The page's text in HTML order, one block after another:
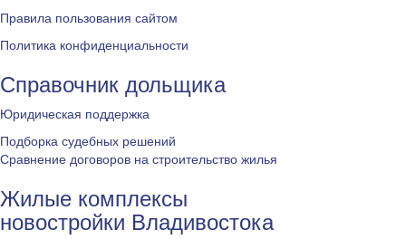
Правила пользования сайтом
Политика конфиденциальности
Справочник дольщика
Юридическая поддержка
Подборка судебных решений
Сравнение договоров на строительство жилья
Жилые комплексы
новостройки Владивостока